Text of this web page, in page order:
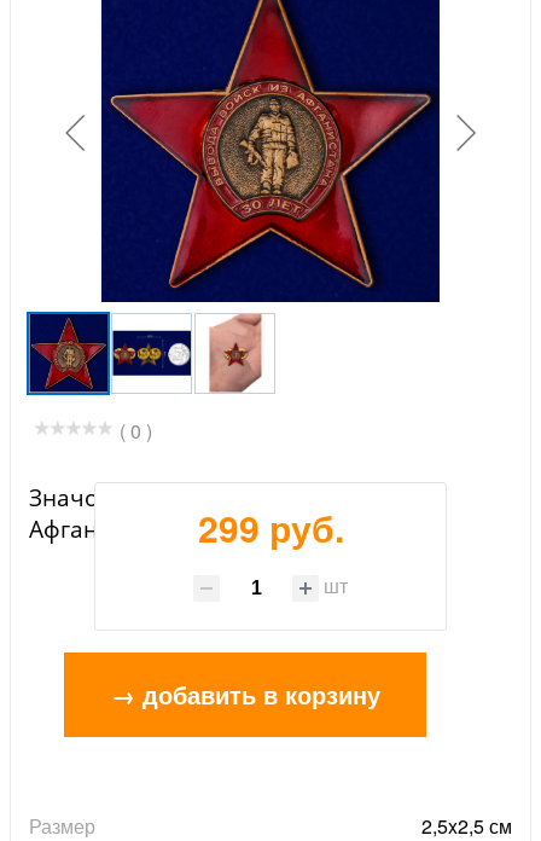
( 0 )
Значок "30 лет вывода войск из
Афганистана"
299 руб.
шт
→ добавить в корзину
Размер 2,5x2,5 см